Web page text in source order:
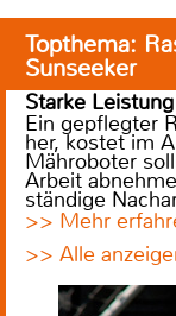
Topthema:
Sunseeker
Starke Leistung
Ein gepflegter
her, kostet im
Mähroboter
Arbeit
ständige
>> Mehr
>> Alle